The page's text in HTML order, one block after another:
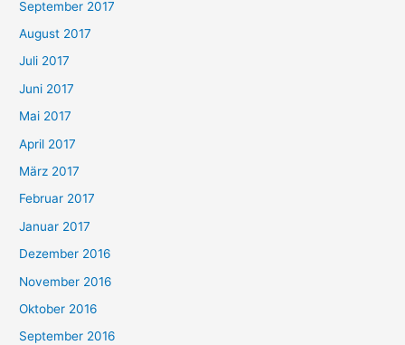
September 2017
August 2017
Juli 2017
Juni 2017
Mai 2017
April 2017
März 2017
Februar 2017
Januar 2017
Dezember 2016
November 2016
Oktober 2016
September 2016